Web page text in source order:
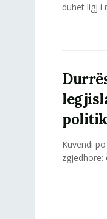
duhet ligj i
politik
Kuvendi
zgjedhore: